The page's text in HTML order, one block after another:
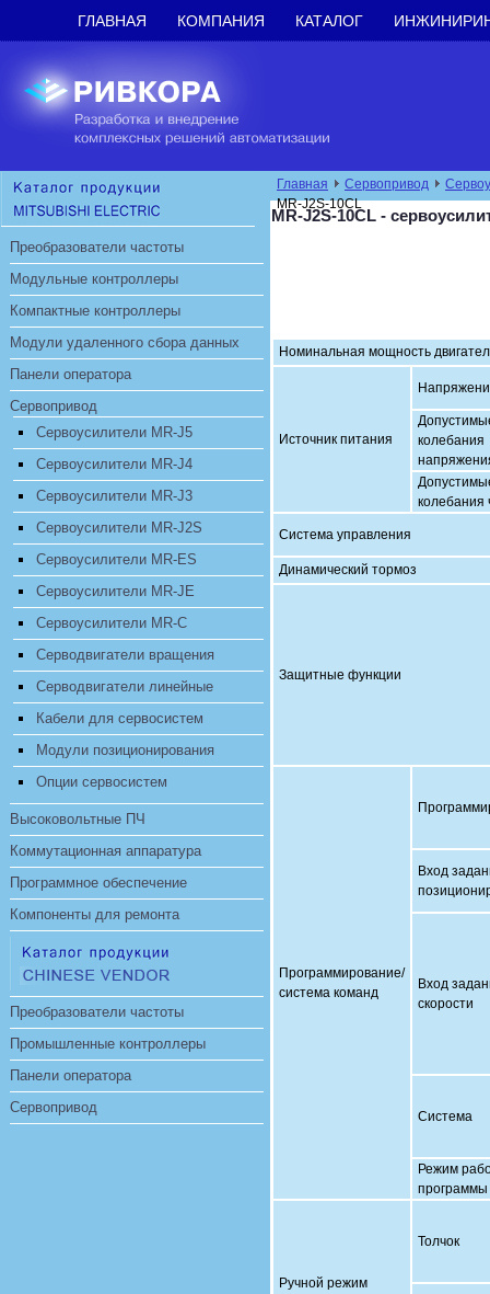
ГЛАВНАЯ КОМПАНИЯ КАТАЛОГ
Преобразователи частоты
Модульные контроллеры
Компактные контроллеры
Модули удаленного сбора данных
Панели оператора
Сервопривод
Сервоусилители MR-J5
Сервоусилители MR-J4
Сервоусилители MR-J3
Сервоусилители MR-J2S
Сервоусилители MR-ES
Сервоусилители MR-JE
Сервоусилители MR-C
Серводвигатели вращения
Серводвигатели линейные
Кабели для сервосистем
Модули позиционирования
Опции сервосистем
Высоковольтные ПЧ
Коммутационная аппаратура
Программное обеспечение
Компоненты для ремонта
Преобразователи частоты
Промышленные контроллеры
Панели оператора
Сервопривод
Главная Сервопривод
MR-J2S-10CL
MR-J2S-10CL -
Номинальная мощность
Источник питания
колебания
колебания
Система управления
Динамический тормоз
Защитные функции
Программирование/
система команд
Вход
Вход
скорости
Система
Режим
программы
Ручной режим
Толчок